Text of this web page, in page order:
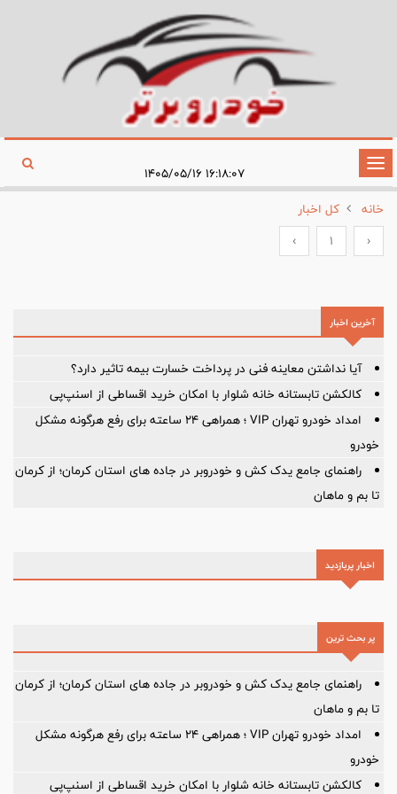
تغییر
وضعیت
ناوبری
خانه
کل اخبار
‹
1
›
آخرین اخبار
آیا نداشتن معاینه فنی در پرداخت خسارت بیمه تاثیر دارد؟
کالکشن تابستانه خانه شلوار با امکان خرید اقساطی از اسنپ‌پی
امداد خودرو تهران VIP ؛ همراهی ۲۴ ساعته برای رفع هرگونه مشکل
خودرو
راهنمای جامع یدک کش و خودروبر در جاده های استان کرمان؛ از کرمان
تا بم و ماهان
اخبار پربازدید
پر بحث ترین
راهنمای جامع یدک کش و خودروبر در جاده های استان کرمان؛ از کرمان
تا بم و ماهان
امداد خودرو تهران VIP ؛ همراهی ۲۴ ساعته برای رفع هرگونه مشکل
خودرو
کالکشن تابستانه خانه شلوار با امکان خرید اقساطی از اسنپ‌پی